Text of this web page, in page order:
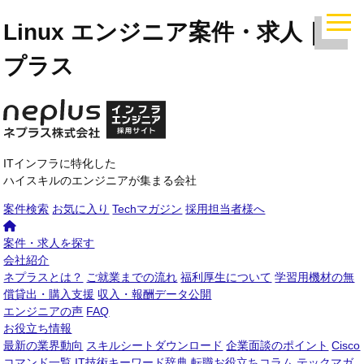
Linux エンジニア案件・求人｜ ネ
プラス
ITインフラに特化した
ハイスキルのエンジニアが集まる会社
案件検索 お気に入り Techマガジン 採用担当者様へ
案件・求人を探す
会社紹介
ネプラスとは？ ご就業までの流れ 福利厚生について 学習用機材の無
償貸出・購入支援 収入・報酬データ公開
エンジニアの声 FAQ
お役立ち情報
最新の業界動向 スキルシートダウンロード 企業面談のポイント Cisco